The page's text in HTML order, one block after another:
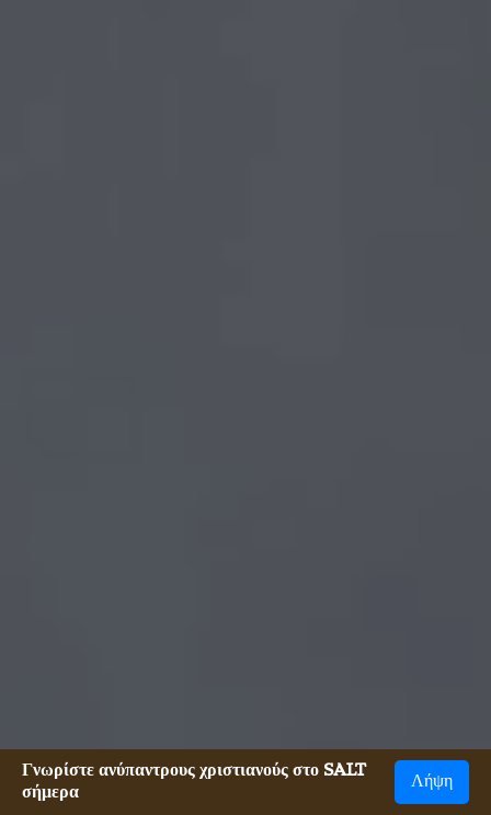
Γνωρίστε ανύπαντρους χριστιανούς στο SALT
σήμερα
Λήψη